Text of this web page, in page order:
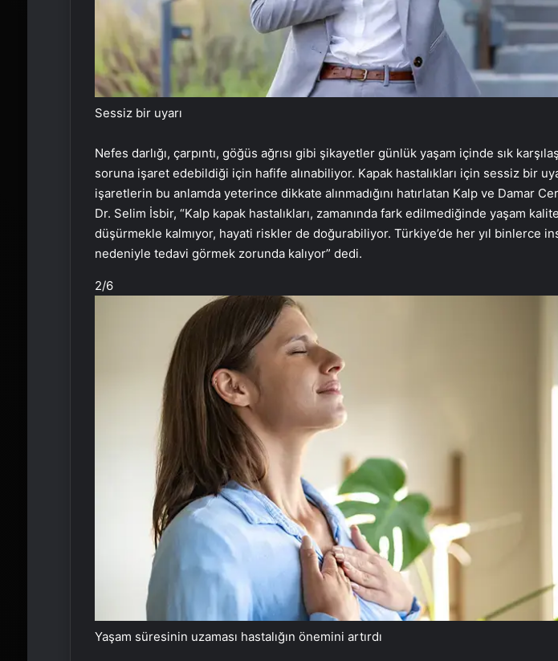
Sessiz bir uyarı
Nefes darlığı, çarpıntı, göğüs ağrısı gibi şikayetler günlük yaşam içinde sık
soruna işaret edebildiği için hafife alınabiliyor. Kapak hastalıkları için sessiz bir
işaretlerin bu anlamda yeterince dikkate alınmadığını hatırlatan Kalp ve Damar
Dr. Selim İsbir, “Kalp kapak hastalıkları, zamanında fark edilmediğinde yaşam
düşürmekle kalmıyor, hayati riskler de doğurabiliyor. Türkiye’de her yıl binlerce
nedeniyle tedavi görmek zorunda kalıyor” dedi.
2/6
Yaşam süresinin uzaması hastalığın önemini artırdı